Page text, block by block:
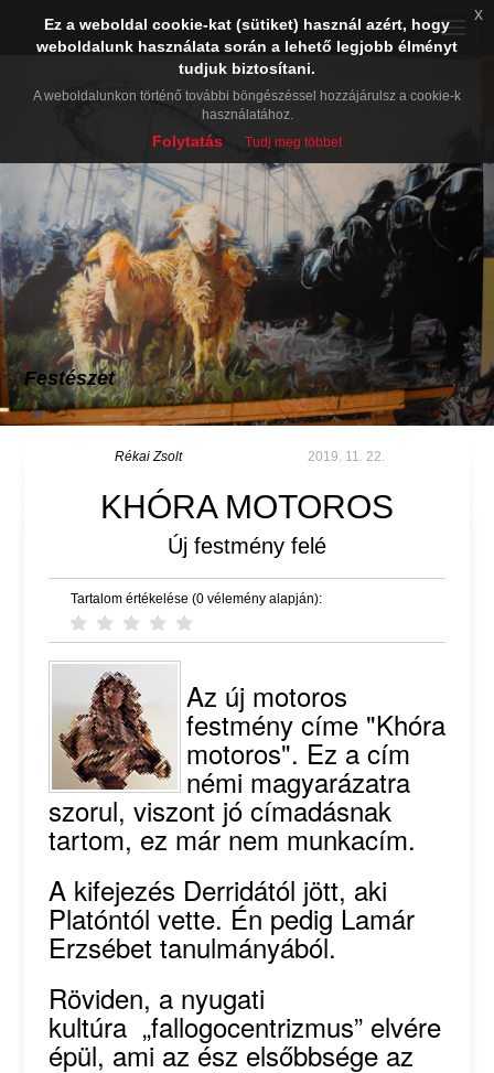
Toggle
Festészet
Rékai Zsolt 2019. 11. 22.
KHÓRA MOTOROS
Új festmény felé
Tartalom értékelése (0 vélemény alapján):
Az új motoros
festmény címe "Khóra
motoros". Ez a cím
némi magyarázatra
szorul, viszont jó címadásnak
tartom, ez már nem munkacím.
A kifejezés Derridától jött, aki
Platóntól vette. Én pedig Lamár
Erzsébet tanulmányából.
Röviden, a nyugati
kultúra „fallogocentrizmus” elvére
épül, ami az ész elsőbbsége az
Ez a weboldal cookie-kat (sütiket) használ azért, hogy
weboldalunk használata során a lehető legjobb élményt
tudjuk biztosítani.
A weboldalunkon történő további böngészéssel hozzájárulsz a cookie-k
használatához.
Folytatás Tudj meg többet
x